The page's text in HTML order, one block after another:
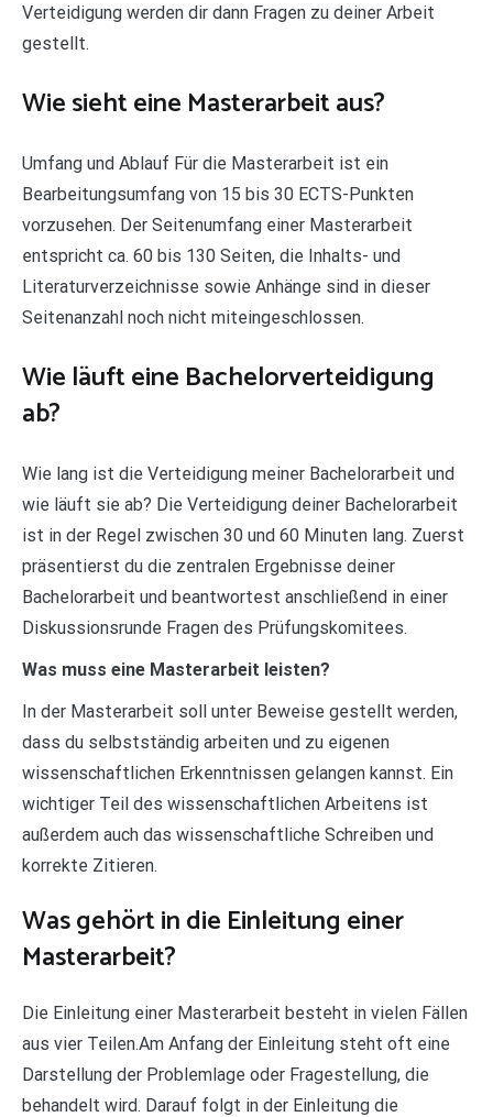
Verteidigung werden dir dann Fragen zu deiner Arbeit
gestellt.
Wie sieht eine Masterarbeit aus?
Umfang und Ablauf Für die Masterarbeit ist ein
Bearbeitungsumfang von 15 bis 30 ECTS-Punkten
vorzusehen. Der Seitenumfang einer Masterarbeit
entspricht ca. 60 bis 130 Seiten, die Inhalts- und
Literaturverzeichnisse sowie Anhänge sind in dieser
Seitenanzahl noch nicht miteingeschlossen.
Wie läuft eine Bachelorverteidigung
ab?
Wie lang ist die Verteidigung meiner Bachelorarbeit und
wie läuft sie ab? Die Verteidigung deiner Bachelorarbeit
ist in der Regel zwischen 30 und 60 Minuten lang. Zuerst
präsentierst du die zentralen Ergebnisse deiner
Bachelorarbeit und beantwortest anschließend in einer
Diskussionsrunde Fragen des Prüfungskomitees.
Was muss eine Masterarbeit leisten?
In der Masterarbeit soll unter Beweise gestellt werden,
dass du selbstständig arbeiten und zu eigenen
wissenschaftlichen Erkenntnissen gelangen kannst. Ein
wichtiger Teil des wissenschaftlichen Arbeitens ist
außerdem auch das wissenschaftliche Schreiben und
korrekte Zitieren.
Was gehört in die Einleitung einer
Masterarbeit?
Die Einleitung einer Masterarbeit besteht in vielen Fällen
aus vier Teilen.Am Anfang der Einleitung steht oft eine
Darstellung der Problemlage oder Fragestellung, die
behandelt wird. Darauf folgt in der Einleitung die